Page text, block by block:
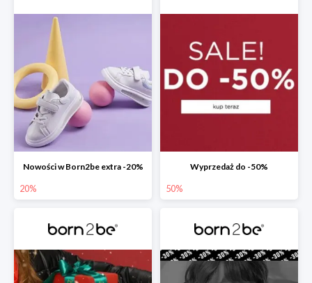
Nowości w Born2be extra -20%
20%
Wyprzedaż do -50%
50%